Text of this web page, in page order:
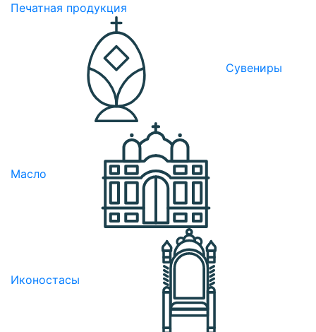
Печатная продукция
Сувениры
Масло
Иконостасы